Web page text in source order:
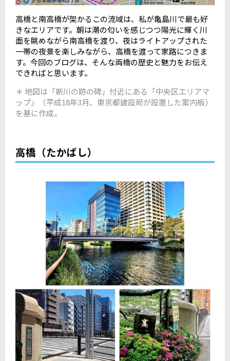
高橋と南高橋が架かるこの流域は、私が亀島川で最も好
きなエリアです。朝は潮の匂いを感じつつ陽光に輝く川
面を眺めながら南高橋を渡り、夜はライトアップされた
一帯の夜景を楽しみながら、高橋を渡って家路につきま
す。今回のブログは、そんな両橋の歴史と魅力をお伝え
できればと思います。
＊ 地図は「新川の跡の碑」付近にある「中央区エリアマ
ップ」（平成18年3月、東京都建設局が設置した案内板）
を基に作成。
高橋（たかばし）